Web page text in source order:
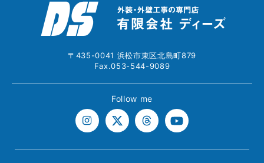
〒435-0041 浜松市東区北島町879
Fax.053-544-9089
Follow me